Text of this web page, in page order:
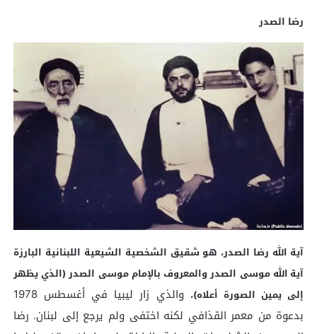
رضا الصدر
آية الله رضا الصدر، هو شقيق الشخصية الشيعية اللبنانية البارزة
آية الله موسى الصدر والمعروف بالإمام موسى الصدر (الذي يظهر
إلى يمين الصورة أعلاه)،
والذي زار ليبيا في أغسطس 1978
بدعوة من معمر القذافي لكنه اختفى ولم يرجع إلى لبنان. رضا